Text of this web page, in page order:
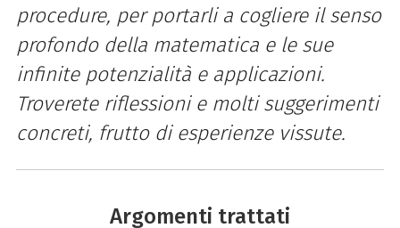
procedure, per portarli a cogliere il senso
profondo della matematica e le sue
infinite potenzialità e applicazioni.
Troverete riflessioni e molti suggerimenti
concreti, frutto di esperienze vissute.
Argomenti trattati